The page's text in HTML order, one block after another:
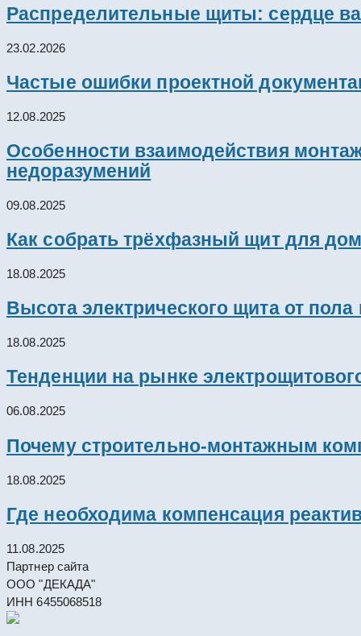
Распределительные щиты: сердце
23.02.2026
Частые ошибки проектной
12.08.2025
Особенности взаимодействия
недоразумений
09.08.2025
Как собрать трёхфазный щит для
18.08.2025
Высота электрического щита от
18.08.2025
Тенденции на рынке
06.08.2025
Почему строительно-монтажным
18.08.2025
Где необходима компенсация
11.08.2025
Партнер сайта
ООО "ДЕКАДА"
ИНН 6455068518